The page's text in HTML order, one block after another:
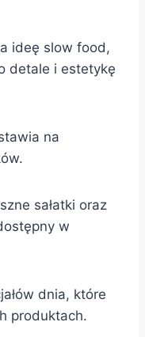
ideę slow food,
detale i estetykę
na
sałatki oraz
w
dnia, które
produktach.